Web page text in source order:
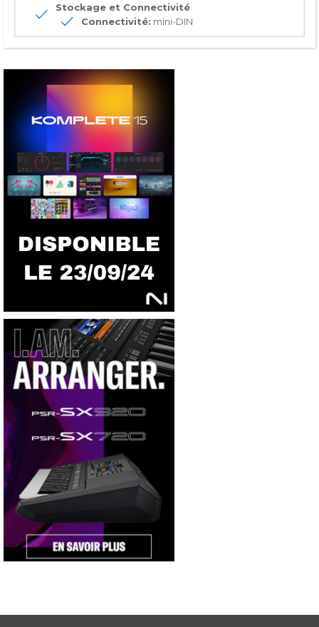
Stockage et Connectivité
Connectivité: mini-DIN